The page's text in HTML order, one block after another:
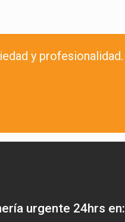
y profesionalidad.
urgente 24hrs en: